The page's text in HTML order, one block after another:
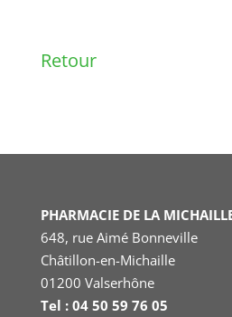
Retour
PHARMACIE DE LA
648, rue Aimé Bonneville
Châtillon-en-Michaille
01200 Valserhône
Tel : 04 50 59 76 05